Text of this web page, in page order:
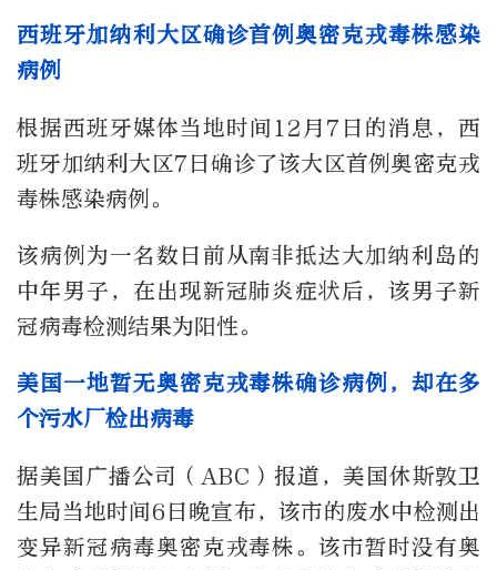
西班牙加纳利大区确诊首例奥密克戎毒株感染
病例
根据西班牙媒体当地时间12月7日的消息，西
班牙加纳利大区7日确诊了该大区首例奥密克戎
毒株感染病例。
该病例为一名数日前从南非抵达大加纳利岛的
中年男子，在出现新冠肺炎症状后，该男子新
冠病毒检测结果为阳性。
美国一地暂无奥密克戎毒株确诊病例，却在多
个污水厂检出病毒
据美国广播公司（ABC）报道，美国休斯敦卫
生局当地时间6日晚宣布，该市的废水中检测出
变异新冠病毒奥密克戎毒株。该市暂时没有奥